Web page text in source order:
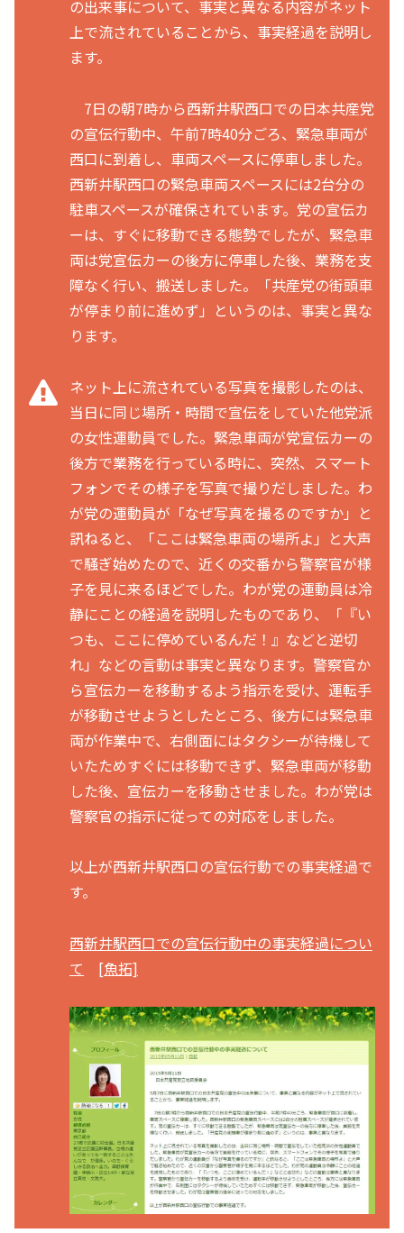
の出来事について、事実と異なる内容がネット
上で流されていることから、事実経過を説明し
ます。
7日の朝7時から西新井駅西口での日本共産党
の宣伝行動中、午前7時40分ごろ、緊急車両が
西口に到着し、車両スペースに停車しました。
西新井駅西口の緊急車両スペースには2台分の
駐車スペースが確保されています。党の宣伝カ
ーは、すぐに移動できる態勢でしたが、緊急車
両は党宣伝カーの後方に停車した後、業務を支
障なく行い、搬送しました。「共産党の街頭車
が停まり前に進めず」というのは、事実と異な
ります。
ネット上に流されている写真を撮影したのは、
当日に同じ場所・時間で宣伝をしていた他党派
の女性運動員でした。緊急車両が党宣伝カーの
後方で業務を行っている時に、突然、スマート
フォンでその様子を写真で撮りだしました。わ
が党の運動員が「なぜ写真を撮るのですか」と
訊ねると、「ここは緊急車両の場所よ」と大声
で騒ぎ始めたので、近くの交番から警察官が様
子を見に来るほどでした。わが党の運動員は冷
静にことの経過を説明したものであり、「『い
つも、ここに停めているんだ！』などと逆切
れ」などの言動は事実と異なります。警察官か
ら宣伝カーを移動するよう指示を受け、運転手
が移動させようとしたところ、後方には緊急車
両が作業中で、右側面にはタクシーが待機して
いたためすぐには移動できず、緊急車両が移動
した後、宣伝カーを移動させました。わが党は
警察官の指示に従っての対応をしました。
以上が西新井駅西口の宣伝行動での事実経過で
す。
西新井駅西口での宣伝行動中の事実経過につい
て
[魚拓]